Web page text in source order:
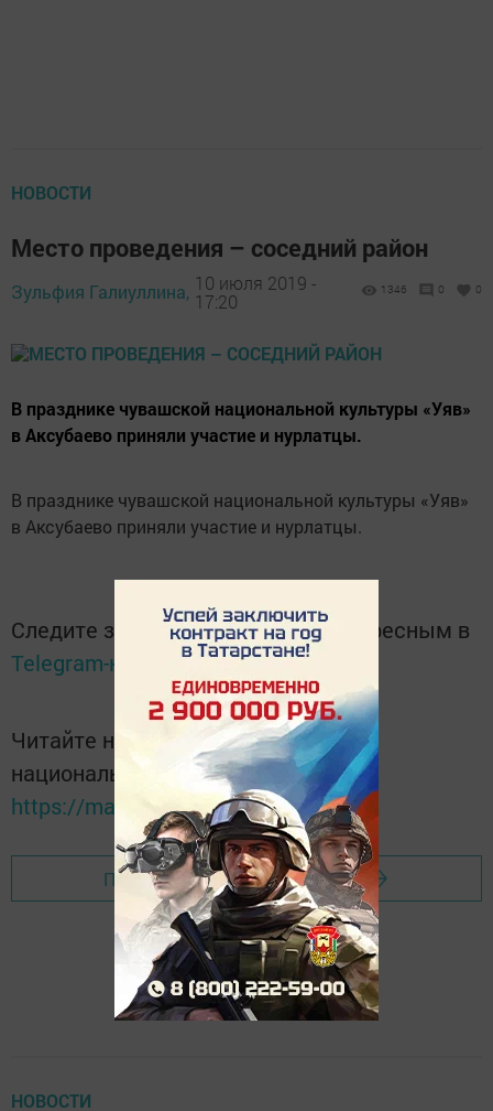
НОВОСТИ
Место проведения – соседний район
Зульфия Галиуллина, 10 июля 2019 -
17:20
1346 0 0
В празднике чувашской национальной культуры «Уяв»
в Аксубаево приняли участие и нурлатцы.
В празднике чувашской национальной культуры «Уяв»
в Аксубаево приняли участие и нурлатцы.
Следите за самым важным и интересным в
Telegram-канале
Татмедиа
Читайте новости Татарстана в
национальном мессенджере MАХ:
https://max.ru/tatmedia
Перейти на страницу новости
НОВОСТИ